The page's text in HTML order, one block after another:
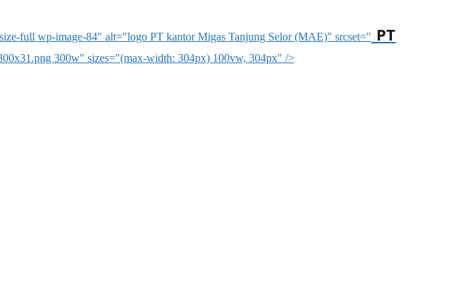
full wp-image-84" alt="logo PT kantor Migas Tanjung Selor (MAE)" srcset=" PT
300w" sizes="(max-width: 304px) 100vw, 304px" />